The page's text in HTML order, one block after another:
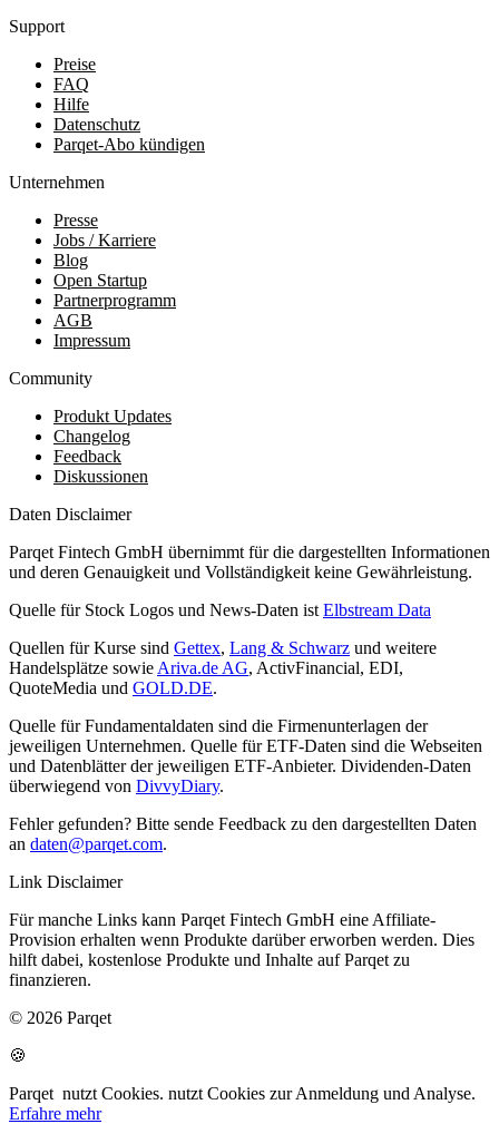
Support
Preise
FAQ
Hilfe
Datenschutz
Parqet-Abo kündigen
Unternehmen
Presse
Jobs / Karriere
Blog
Open Startup
Partnerprogramm
AGB
Impressum
Community
Produkt Updates
Changelog
Feedback
Diskussionen
Daten Disclaimer
Parqet Fintech GmbH übernimmt für die dargestellten Informationen
und deren Genauigkeit und Vollständigkeit keine Gewährleistung.
Quelle für Stock Logos und News-Daten ist Elbstream Data
Quellen für Kurse sind Gettex, Lang & Schwarz und weitere
Handelsplätze sowie Ariva.de AG, ActivFinancial, EDI,
QuoteMedia und GOLD.DE.
Quelle für Fundamentaldaten sind die Firmenunterlagen der
jeweiligen Unternehmen. Quelle für ETF-Daten sind die Webseiten
und Datenblätter der jeweiligen ETF-Anbieter. Dividenden-Daten
überwiegend von DivvyDiary.
Fehler gefunden? Bitte sende Feedback zu den dargestellten Daten
an daten@parqet.com.
Link Disclaimer
Für manche Links kann Parqet Fintech GmbH eine Affiliate-
Provision erhalten wenn Produkte darüber erworben werden. Dies
hilft dabei, kostenlose Produkte und Inhalte auf Parqet zu
finanzieren.
© 2026 Parqet
🍪
Parqet nutzt Cookies. nutzt Cookies zur Anmeldung und Analyse.
Erfahre mehr